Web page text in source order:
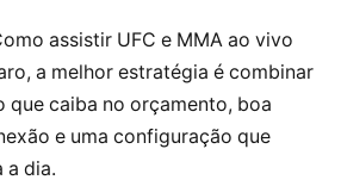
assistir UFC e MMA ao vivo
a melhor estratégia é combinar
que caiba no orçamento, boa
e uma configuração que
a dia.